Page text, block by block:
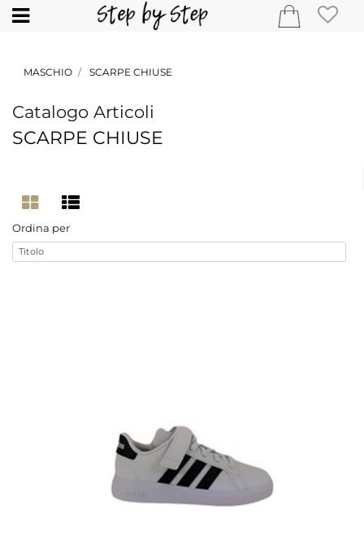
Open
MASCHIO SCARPE CHIUSE
Catalogo Articoli
SCARPE CHIUSE
Ordina per